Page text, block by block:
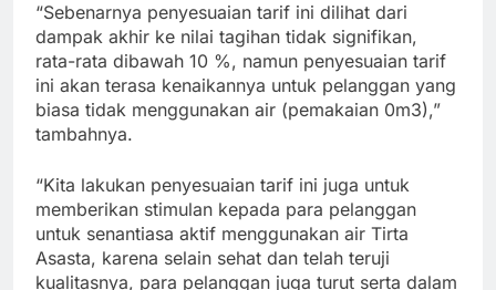
“Sebenarnya penyesuaian tarif ini dilihat dari
dampak akhir ke nilai tagihan tidak signifikan,
rata-rata dibawah 10 %, namun penyesuaian tarif
ini akan terasa kenaikannya untuk pelanggan yang
biasa tidak menggunakan air (pemakaian 0m3),”
tambahnya.
“Kita lakukan penyesuaian tarif ini juga untuk
memberikan stimulan kepada para pelanggan
untuk senantiasa aktif menggunakan air Tirta
Asasta, karena selain sehat dan telah teruji
kualitasnya, para pelanggan juga turut serta dalam